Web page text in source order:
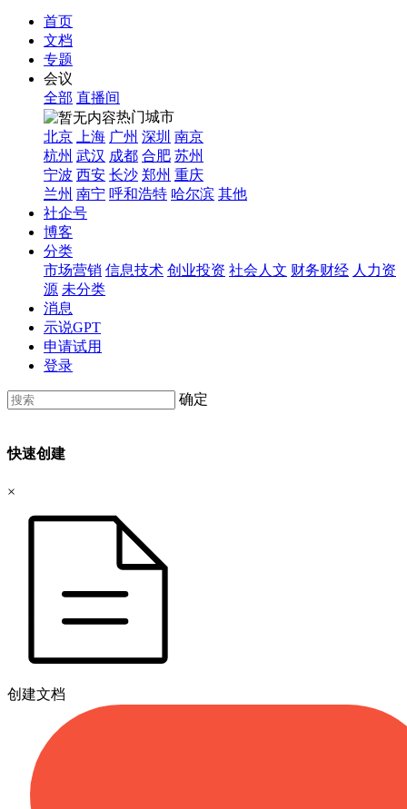
首页
文档
专题
会议
全部 直播间
热门城市
北京
上海 广州 深圳 南京
杭州 武汉 成都 合肥 苏州
宁波 西安 长沙 郑州 重庆
兰州 南宁 呼和浩特 哈尔滨 其他
社企号
博客
分类
市场营销 信息技术 创业投资 社会人文 财务财经 人力资
源 未分类
消息
示说GPT
申请试用
登录
确定
快速创建
×
创建文档